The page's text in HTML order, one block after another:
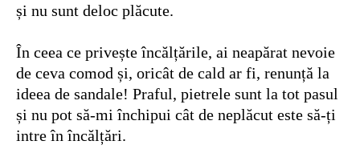
și nu sunt deloc plăcute.
În ceea ce privește încălțările, ai neapărat nevoie
de ceva comod și, oricât de cald ar fi, renunță la
ideea de sandale! Praful, pietrele sunt la tot pasul
și nu pot să-mi închipui cât de neplăcut este să-ți
intre în încălțări.